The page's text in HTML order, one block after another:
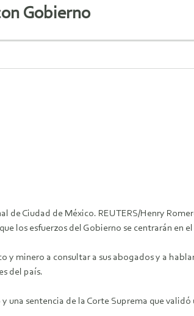
Gobierno
de Ciudad de México. REUTERS/Henry
los esfuerzos del Gobierno se centrarán en el
minero a consultar a sus abogados y a
del país.
una sentencia de la Corte Suprema que validó